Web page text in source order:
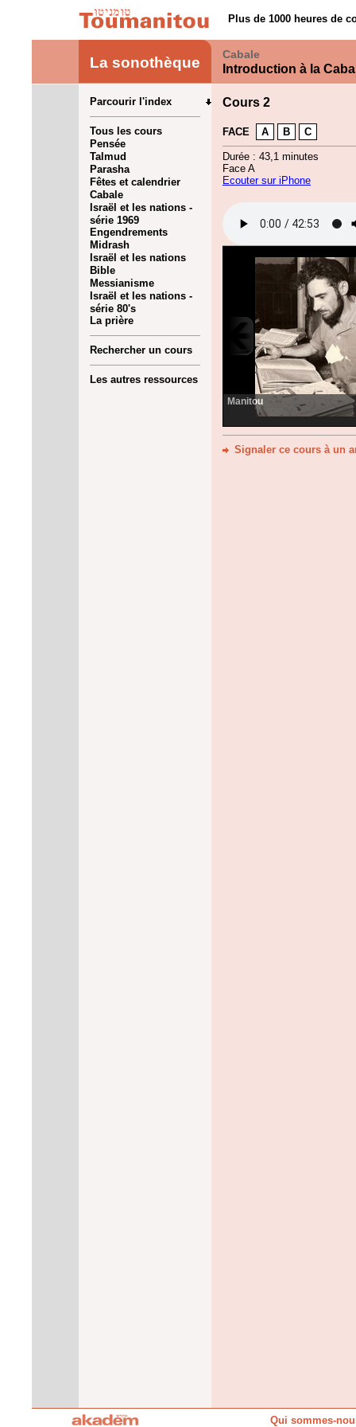
Plus de 1000 heures de
La sonothèque Cabale
Introduction à la
Parcourir l'index
Tous les cours
Pensée
Talmud
Parasha
Fêtes et calendrier
Cabale
Israël et les nations -
série 1969
Engendrements
Midrash
Israël et les nations
Bible
Messianisme
Israël et les nations -
série 80's
La prière
Rechercher un cours
Les autres ressources
Cours 2
FACE A B C
Durée : 43,1 minutes
Face A
Ecouter sur iPhone
Manitou
Signaler ce cours à un
Qui sommes-